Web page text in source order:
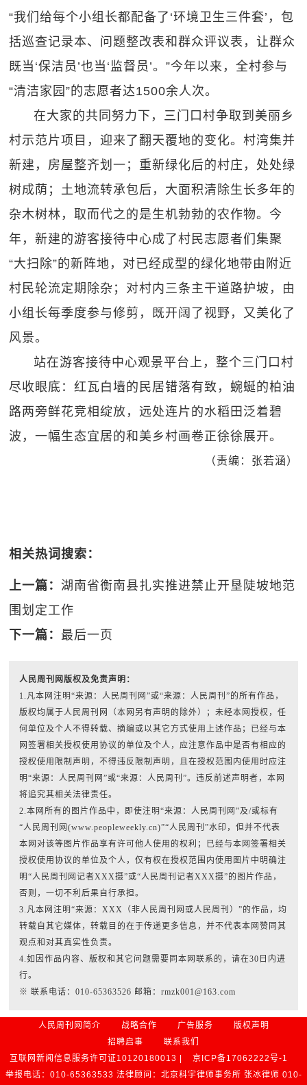
“我们给每个小组长都配备了‘环境卫生三件套’，包
括巡查记录本、问题整改表和群众评议表，让群众
既当‘保洁员’也当‘监督员’。”今年以来，全村参与
“清洁家园”的志愿者达1500余人次。
在大家的共同努力下，三门口村争取到美丽乡
村示范片项目，迎来了翻天覆地的变化。村湾集并
新建，房屋整齐划一；重新绿化后的村庄，处处绿
树成荫；土地流转承包后，大面积清除生长多年的
杂木树林，取而代之的是生机勃勃的农作物。今
年，新建的游客接待中心成了村民志愿者们集聚
“大扫除”的新阵地，对已经成型的绿化地带由附近
村民轮流定期除杂；对村内三条主干道路护坡，由
小组长每季度参与修剪，既开阔了视野，又美化了
风景。
站在游客接待中心观景平台上，整个三门口村
尽收眼底：红瓦白墙的民居错落有致，蜿蜒的柏油
路两旁鲜花竞相绽放，远处连片的水稻田泛着碧
波，一幅生态宜居的和美乡村画卷正徐徐展开。
（责编：张若涵）
相关热词搜索：
上一篇： 湖南省衡南县扎实推进禁止开垦陡坡地范
围划定工作
下一篇：最后一页
人民周刊网版权及免责声明：
1.凡本网注明“来源：人民周刊网”或“来源：人民周刊”的所有作品，
版权均属于人民周刊网（本网另有声明的除外）；未经本网授权，任
何单位及个人不得转载、摘编或以其它方式使用上述作品；已经与本
网签署相关授权使用协议的单位及个人，应注意作品中是否有相应的
授权使用限制声明，不得违反限制声明，且在授权范围内使用时应注
明“来源：人民周刊网”或“来源：人民周刊”。违反前述声明者，本网
将追究其相关法律责任。
2.本网所有的图片作品中，即使注明“来源：人民周刊网”及/或标有
“人民周刊网(www.peopleweekly.cn)”“人民周刊”水印，但并不代表
本网对该等图片作品享有许可他人使用的权利；已经与本网签署相关
授权使用协议的单位及个人，仅有权在授权范围内使用图片中明确注
明“人民周刊网记者XXX摄”或“人民周刊记者XXX摄”的图片作品，
否则，一切不利后果自行承担。
3.凡本网注明“来源：XXX（非人民周刊网或人民周刊）”的作品，均
转载自其它媒体，转载目的在于传递更多信息，并不代表本网赞同其
观点和对其真实性负责。
4.如因作品内容、版权和其它问题需要同本网联系的，请在30日内进
行。
※ 联系电话：010-65363526 邮箱：rmzk001@163.com
人民周刊网简介 战略合作 广告服务
版权声明
招聘启事
联系我们
互联网新闻信息服务许可证10120180013 |
京ICP备17062222号-1
举报电话：010-65363533 法律顾问：北京科宇律师事务所 张冰律师 010-